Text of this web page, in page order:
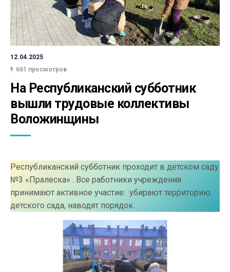
12.04.2025
661 просмотров
На Республиканский субботник
вышли трудовые коллективы
Воложинщины
Республиканский субботник проходит в детском саду
№3 «Пралеска» . Все работники учреждения
принимают активное участие: убирают территорию
детского сада, наводят порядок.